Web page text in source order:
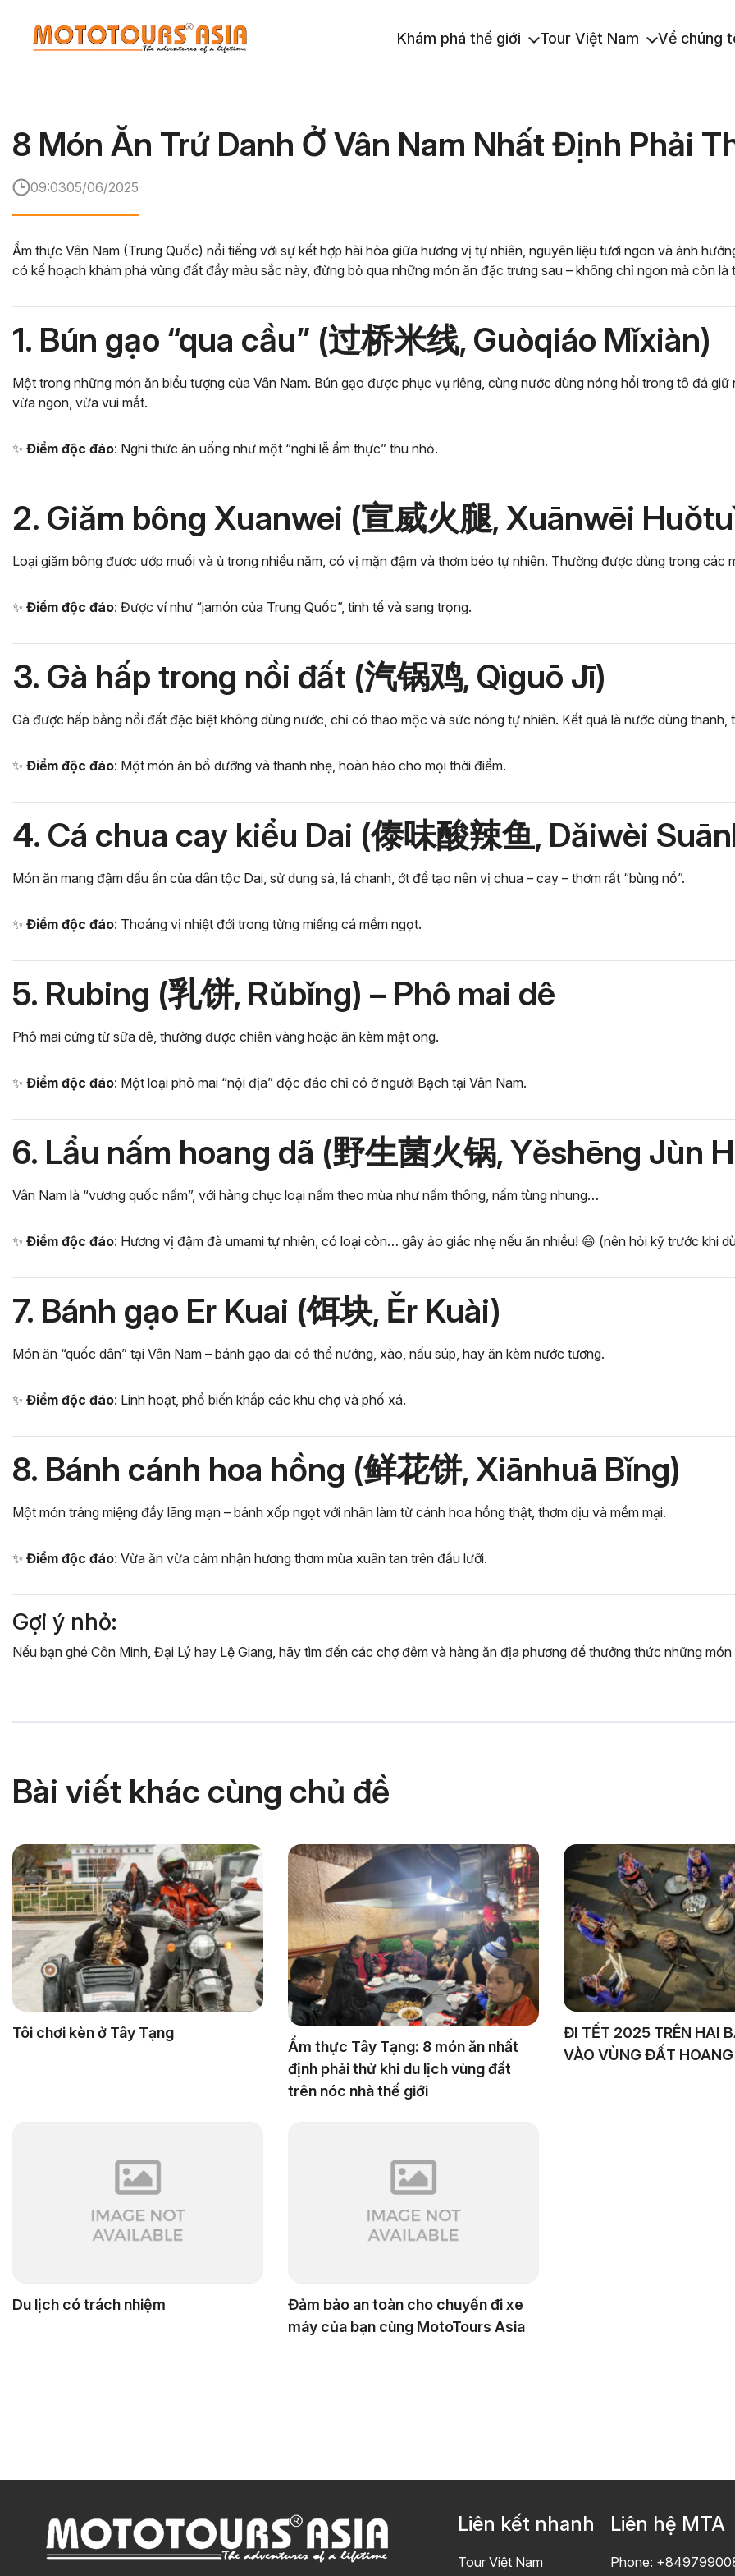
Khám phá thế giới Tour Việt Nam Về chúng
8 Món Ăn Trứ Danh Ở Vân Nam Nhất Định Phải
09:0305/06/2025
Ẩm thực Vân Nam (Trung Quốc) nổi tiếng với sự kết hợp hài hòa giữa hương vị tự nhiên, nguyên liệu tươi ngon và ảnh
có kế hoạch khám phá vùng đất đầy màu sắc này, đừng bỏ qua những món ăn đặc trưng sau – không chỉ ngon mà còn
1. Bún gạo “qua cầu” (过桥米线, Guòqiáo Mǐxiàn)
Một trong những món ăn biểu tượng của Vân Nam. Bún gạo được phục vụ riêng, cùng nước dùng nóng hổi trong tô đá
vừa ngon, vừa vui mắt.
✨ Điểm độc đáo: Nghi thức ăn uống như một “nghi lễ ẩm thực” thu nhỏ.
2. Giăm bông Xuanwei (宣威火腿, Xuānwēi
Loại giăm bông được ướp muối và ủ trong nhiều năm, có vị mặn đậm và thơm béo tự nhiên. Thường được dùng trong các
✨ Điểm độc đáo: Được ví như “jamón của Trung Quốc”, tinh tế và sang trọng.
3. Gà hấp trong nồi đất (汽锅鸡, Qìguō Jī)
Gà được hấp bằng nồi đất đặc biệt không dùng nước, chỉ có thảo mộc và sức nóng tự nhiên. Kết quả là nước dùng thanh,
✨ Điểm độc đáo: Một món ăn bổ dưỡng và thanh nhẹ, hoàn hảo cho mọi thời điểm.
4. Cá chua cay kiểu Dai (傣味酸辣鱼, Dǎiwèi
Món ăn mang đậm dấu ấn của dân tộc Dai, sử dụng sả, lá chanh, ớt để tạo nên vị chua – cay – thơm rất “bùng nổ”.
✨ Điểm độc đáo: Thoáng vị nhiệt đới trong từng miếng cá mềm ngọt.
5. Rubing (乳饼, Rǔbǐng) – Phô mai dê
Phô mai cứng từ sữa dê, thường được chiên vàng hoặc ăn kèm mật ong.
✨ Điểm độc đáo: Một loại phô mai “nội địa” độc đáo chỉ có ở người Bạch tại Vân Nam.
6. Lẩu nấm hoang dã (野生菌火锅, Yěshēng Jùn
Vân Nam là “vương quốc nấm”, với hàng chục loại nấm theo mùa như nấm thông, nấm tùng nhung…
✨ Điểm độc đáo: Hương vị đậm đà umami tự nhiên, có loại còn… gây ảo giác nhẹ nếu ăn nhiều! 😄 (nên hỏi kỹ trước khi
7. Bánh gạo Er Kuai (饵块, Ěr Kuài)
Món ăn “quốc dân” tại Vân Nam – bánh gạo dai có thể nướng, xào, nấu súp, hay ăn kèm nước tương.
✨ Điểm độc đáo: Linh hoạt, phổ biến khắp các khu chợ và phố xá.
8. Bánh cánh hoa hồng (鲜花饼, Xiānhuā Bǐng)
Một món tráng miệng đầy lãng mạn – bánh xốp ngọt với nhân làm từ cánh hoa hồng thật, thơm dịu và mềm mại.
✨ Điểm độc đáo: Vừa ăn vừa cảm nhận hương thơm mùa xuân tan trên đầu lưỡi.
Gợi ý nhỏ:
Nếu bạn ghé Côn Minh, Đại Lý hay Lệ Giang, hãy tìm đến các chợ đêm và hàng ăn địa phương để thưởng thức những
Bài viết khác cùng chủ đề
Tôi chơi kèn ở Tây Tạng
Ẩm thực Tây Tạng: 8 món ăn nhất
định phải thử khi du lịch vùng đất
trên nóc nhà thế giới
ĐI TẾT 2025 TRÊN HAI
VÀO VÙNG ĐẤT
Du lịch có trách nhiệm
Đảm bảo an toàn cho chuyến đi xe
máy của bạn cùng MotoTours Asia
Liên kết nhanh
Tour Việt Nam
Liên hệ MTA
Phone: